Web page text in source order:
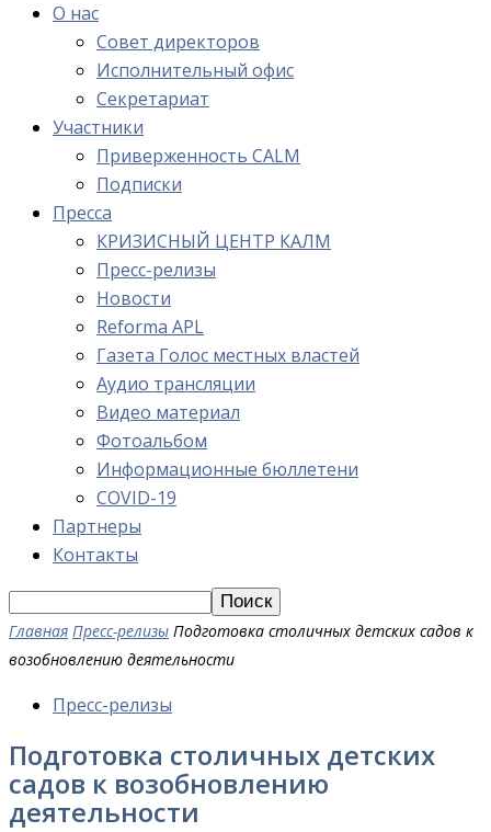
О нас
Cовет директоров
Исполнительный офис
Cекретариат
Участники
Приверженность CALM
Подписки
Пресса
КРИЗИСНЫЙ ЦЕНТР КАЛМ
Пресс-релизы
Новости
Reforma APL
Газета Голос местных властей
Аудио трансляции
Видео материал
Фотоальбом
Информационные бюллетени
COVID-19
Партнеры
Контакты
Главная Пресс-релизы Подготовка столичных детских садов к
возобновлению деятельности
Пресс-релизы
Подготовка столичных детских
садов к возобновлению
деятельности